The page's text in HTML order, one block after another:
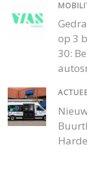
op 3
30: